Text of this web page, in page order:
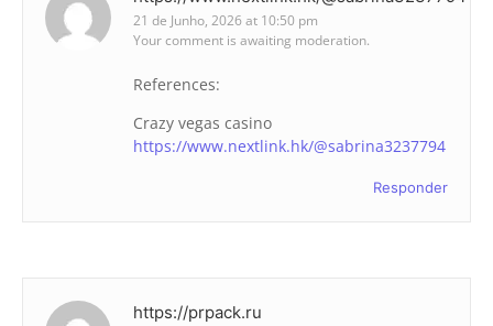
21 de Junho, 2026 at 10:50 pm
Your comment is awaiting moderation.
References:
Crazy vegas casino
https://www.nextlink.hk/@sabrina3237794
Responder
https://prpack.ru